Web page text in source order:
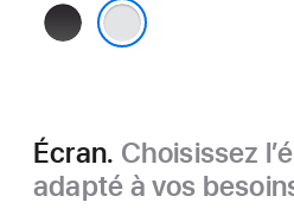
Noir sidéral
Écran. Choisissez
adapté à vos